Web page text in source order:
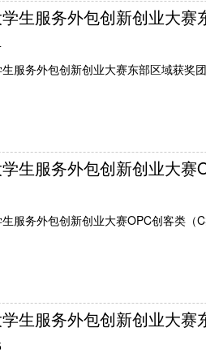
生服务外包创新创业大赛
服务外包创新创业大赛东部区域获奖
生服务外包创新创业大
服务外包创新创业大赛OPC创客类（
生服务外包创新创业大赛